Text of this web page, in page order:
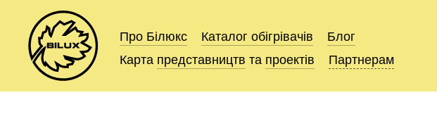
Про Білюкс Каталог обігрівачів
Блог
Карта представництв та проектів Партнерам
Про Білюкс Каталог обігрівачів
Блог
Карта представництв та проектів Партнерам